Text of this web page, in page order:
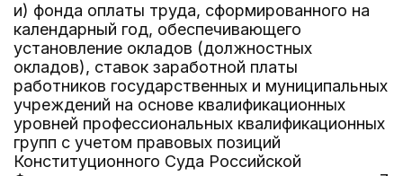
и) фонда оплаты труда, сформированного на
календарный год, обеспечивающего
установление окладов (должностных
окладов), ставок заработной платы
работников государственных и муниципальных
учреждений на основе квалификационных
уровней профессиональных квалификационных
групп с учетом правовых позиций
Конституционного Суда Российской